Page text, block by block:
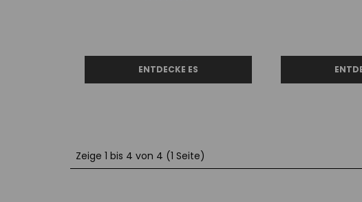
Zeige 1 bis 4 von 4 (1 Seite)